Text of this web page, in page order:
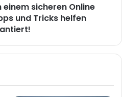
sicheren Online
und Tricks helfen